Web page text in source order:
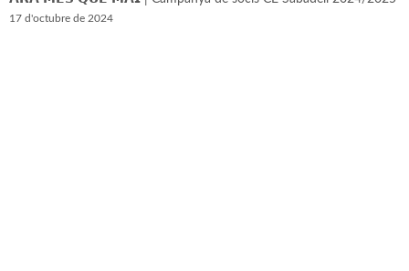
17 d'octubre de 2024